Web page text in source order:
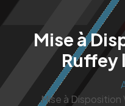
Mise à
Ruffey
Mise à Disposition